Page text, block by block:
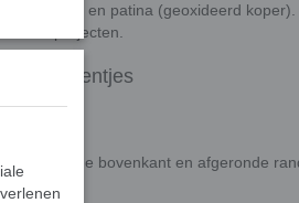
ijzer) en patina (geoxideerd
buitenprojecten.
bollende bovenkant en afgeronde